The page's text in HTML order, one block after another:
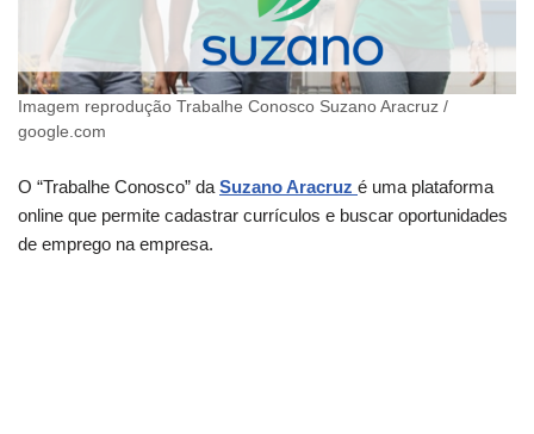
Imagem reprodução Trabalhe Conosco Suzano Aracruz /
google.com
O “Trabalhe Conosco” da Suzano Aracruz é uma plataforma
online que permite cadastrar currículos e buscar oportunidades
de emprego na empresa.